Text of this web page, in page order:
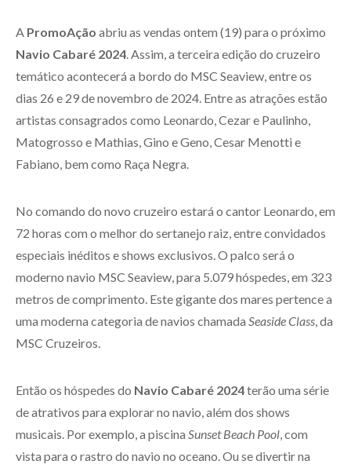
A PromoAção abriu as vendas ontem (19) para o próximo
Navio Cabaré 2024 . Assim, a terceira edição do cruzeiro
temático acontecerá a bordo do MSC Seaview, entre os
dias 26 e 29 de novembro de 2024. Entre as atrações estão
artistas consagrados como Leonardo, Cezar e Paulinho,
Matogrosso e Mathias, Gino e Geno, Cesar Menotti e
Fabiano, bem como Raça Negra.
No comando do novo cruzeiro estará o cantor Leonardo, em
72 horas com o melhor do sertanejo raiz, entre convidados
especiais inéditos e shows exclusivos. O palco será o
moderno navio MSC Seaview, para 5.079 hóspedes, em 323
metros de comprimento. Este gigante dos mares pertence a
uma moderna categoria de navios chamada Seaside Class , da
MSC Cruzeiros.
Então os hóspedes do Navio Cabaré 2024terão uma série
de atrativos para explorar no navio, além dos shows
musicais. Por exemplo, a piscina Sunset Beach Pool , com
vista para o rastro do navio no oceano. Ou se divertir na